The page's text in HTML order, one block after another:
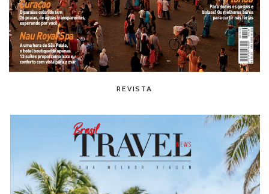
REVISTA